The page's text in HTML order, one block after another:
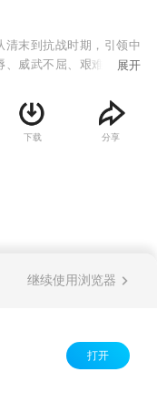
清末到抗战时期，引领中
、威武不屈、艰难前行的
，唱响了爱国主义的民
展开
下载 分享
继续使用浏览器
打开